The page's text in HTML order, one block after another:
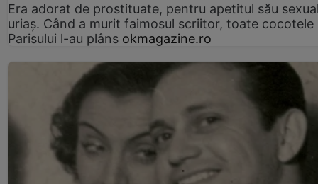
Era adorat de prostituate, pentru apetitul său
uriaș. Când a murit faimosul scriitor, toate cocotele
Parisului l-au plâns okmagazine.ro